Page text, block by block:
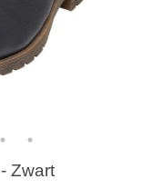
Zwart